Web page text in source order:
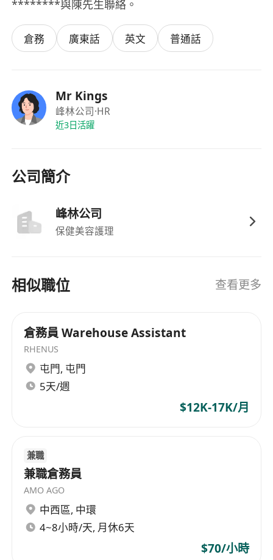
********與陳先生聯絡。
倉務 廣東話 英文 普通話
Mr Kings
峰林公司·HR
近3日活躍
公司簡介
峰林公司
保健美容護理
相似職位 查看更多
倉務員 Warehouse Assistant
RHENUS
屯門, 屯門
5天/週
$12K-17K/月
兼職
兼職倉務員
AMO AGO
中西區, 中環
4~8小時/天, 月休6天
$70/小時